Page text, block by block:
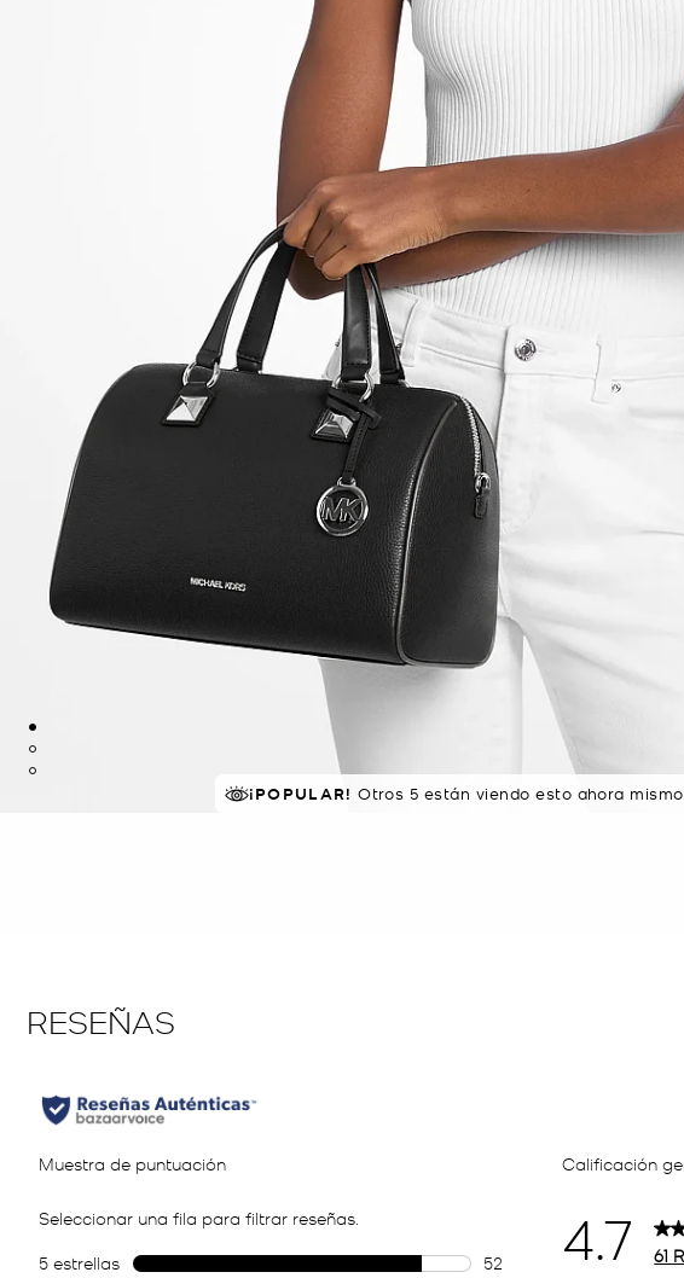
EN DEMANDA.
¡POPULAR! Otros 5 están viendo esto ahora mismo.